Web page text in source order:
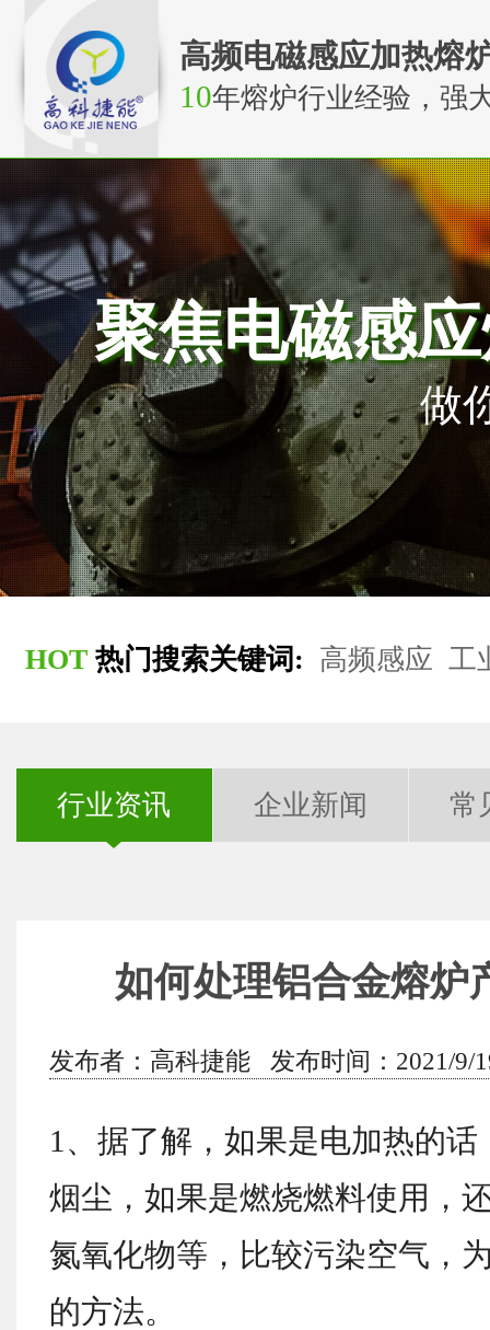
高频电磁感应加热熔
10年熔炉行业经验，强
聚焦电磁感
做
HOT 热门搜索关键词: 高频感应 工
行业资讯 企业新闻 常
如何处理铝合金熔炉
发布者：高科捷能 发布时间：2021/9/
1、据了解，如果是电加热的
烟尘，如果是燃烧燃料使用，
氮氧化物等，比较污染空气，
的方法。